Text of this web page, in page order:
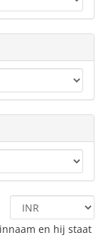
en hij staat